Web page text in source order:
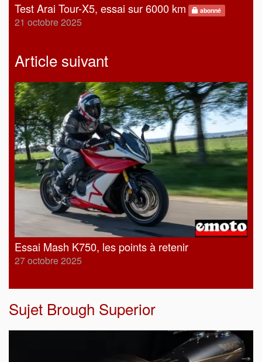
Test Arai Tour-X5, essai sur 6000 km abonné
21 octobre 2025
Article suivant
Essai Mash K750, les points à retenir
27 octobre 2025
Sujet Brough Superior